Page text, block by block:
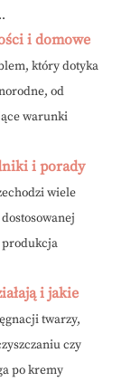
i domowe
który dotyka
od
warunki
i porady
wiele
produkcja
i jakie
twarzy,
czy
po kremy